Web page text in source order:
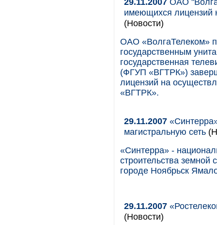
имеющихся лицензий
(Новости)
ОАО «ВолгаТелеком»
государственным
государственная
(ФГУП «ВГТРК»)
лицензий на
«ВГТРК».
29.11.2007
магистральную сеть
«Синтерра» -
строительства
городе Ноябрьск
29.11.2007
(Новости)